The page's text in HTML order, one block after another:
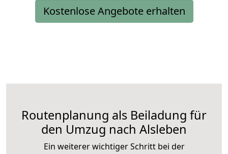
Kostenlose Angebote erhalten
Routenplanung als Beiladung für
den Umzug nach Alsleben
Ein weiterer wichtiger Schritt bei der